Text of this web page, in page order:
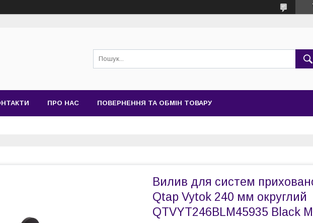
ПРО НАС ПОВЕРНЕННЯ ТА ОБМІН ТОВАРУ
Вилив для систем
Qtap Vytok 240 мм округлий
QTVYT246BLM45935 Black